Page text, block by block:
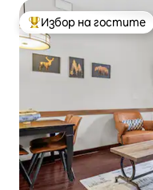
Най-популярен избор
Избор на гостите